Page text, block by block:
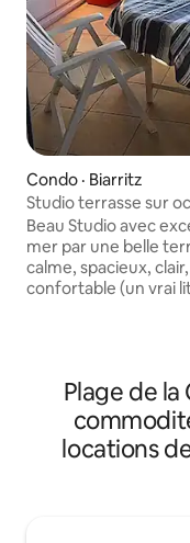
Condo · Biarritz
Studio terrasse sur
Miramar
Beau Studio avec
mer par une belle
calme, spacieux,
confortable (un vrai
restaurant. Plein
proche de l'Hotel du
Phare, quartier
de St Charles : idéal
Plage de
locations